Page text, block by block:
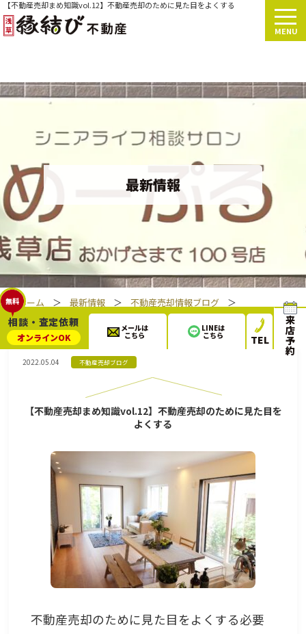
【不動産売却まめ知識vol.12】不動産売却のために見た目をよくする
MENU
最新情報
ホーム ＞ 最新情報 ＞ 不動産売却情報ブログ
＞
【不動産売却まめ知識vol.12】不動産売却のために見た目をよくす
る
2022.05.04 不動産売却ブログ
【不動産売却まめ知識vol.12】不動産売却のために見た目を
よくする
不動産売却のために見た目をよくする必要
無料
オンラインOK
相談・査定依頼 メールは
こちら
LINEは
こちら TEL
来
店
予
約